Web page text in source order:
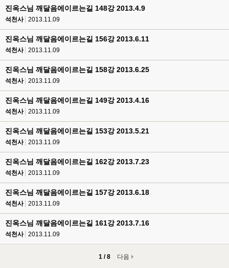
진옥스님 깨달음에이르는길 148강 2013.4.9
석천사 2013.11.09
진옥스님 깨달음에이르는길 156강 2013.6.11
석천사 2013.11.09
진옥스님 깨달음에이르는길 158강 2013.6.25
석천사 2013.11.09
진옥스님 깨달음에이르는길 149강 2013.4.16
석천사 2013.11.09
진옥스님 깨달음에이르는길 153강 2013.5.21
석천사 2013.11.09
진옥스님 깨달음에이르는길 162강 2013.7.23
석천사 2013.11.09
진옥스님 깨달음에이르는길 157강 2013.6.18
석천사 2013.11.09
진옥스님 깨달음에이르는길 161강 2013.7.16
석천사 2013.11.09
1 / 8 다음